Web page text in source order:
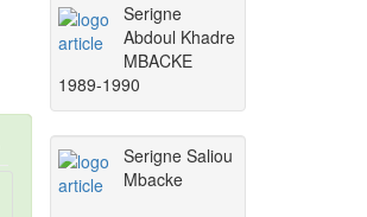
Serigne
Abdoul Khadre
MBACKE
1989-1990
Serigne Saliou
Mbacke